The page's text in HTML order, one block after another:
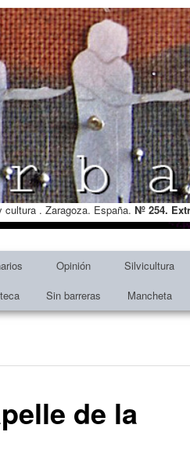
. Zaragoza. España. Nº 254.
Opinión Silvicultura
Sin barreras Mancheta
de la